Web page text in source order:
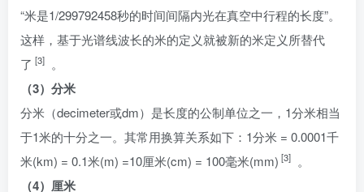
“米是1/299792458秒的时间间隔内光在真空中行程的长度”。
这样，基于光谱线波长的米的定义就被新的米定义所替代
了 [3] 。
（3）分米
分米（decimeter或dm）是长度的公制单位之一，1分米相当
于1米的十分之一。其常用换算关系如下：1分米 = 0.0001千
米(km) = 0.1米(m) =10厘米(cm) = 100毫米(mm) [3] 。
（4）厘米